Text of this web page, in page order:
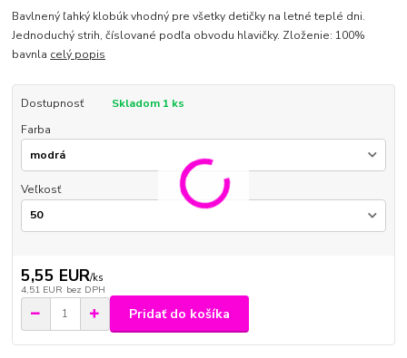
Bavlnený ľahký klobúk vhodný pre všetky detičky na letné teplé dni.
Jednoduchý strih, číslované podľa obvodu hlavičky. Zloženie: 100%
bavnla celý popis
Dostupnosť
Skladom 1 ks
Farba
Veľkosť
5,55 EUR/ks
4,51 EUR bez DPH
Pridať do košíka